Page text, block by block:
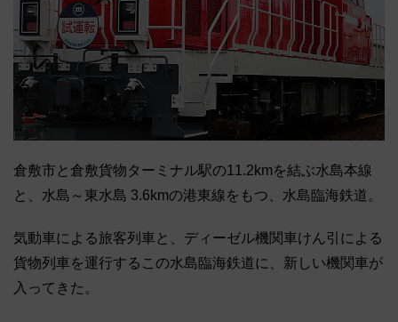
倉敷市と倉敷貨物ターミナル駅の11.2kmを結ぶ水島本線
と、水島～東水島 3.6kmの港東線をもつ、水島臨海鉄道。
気動車による旅客列車と、ディーゼル機関車けん引による
貨物列車を運行するこの水島臨海鉄道に、新しい機関車が
入ってきた。